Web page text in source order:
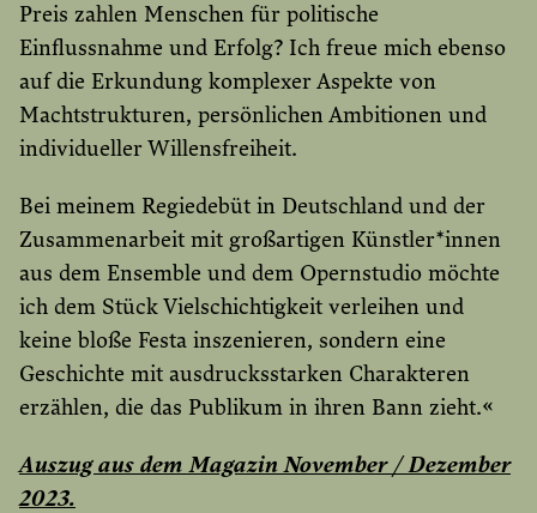
Preis zahlen Menschen für politische
Einflussnahme und Erfolg? Ich freue mich ebenso
auf die Erkundung komplexer Aspekte von
Machtstrukturen, persönlichen Ambitionen und
individueller Willensfreiheit.
Bei meinem Regiedebüt in Deutschland und der
Zusammenarbeit mit großartigen Künstler*innen
aus dem Ensemble und dem Opernstudio möchte
ich dem Stück Vielschichtigkeit verleihen und
keine bloße Festa inszenieren, sondern eine
Geschichte mit ausdrucksstarken Charakteren
erzählen, die das Publikum in ihren Bann zieht.«
Auszug aus dem Magazin November / Dezember
2023.